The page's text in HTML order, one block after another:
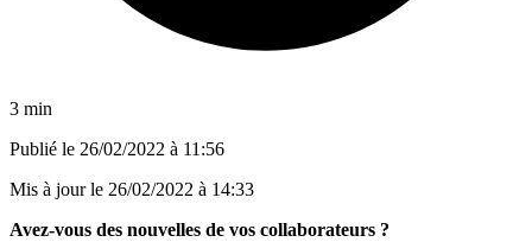
3 min
Publié le 26/02/2022 à 11:56
Mis à jour le 26/02/2022 à 14:33
Avez-vous des nouvelles de vos collaborateurs ?